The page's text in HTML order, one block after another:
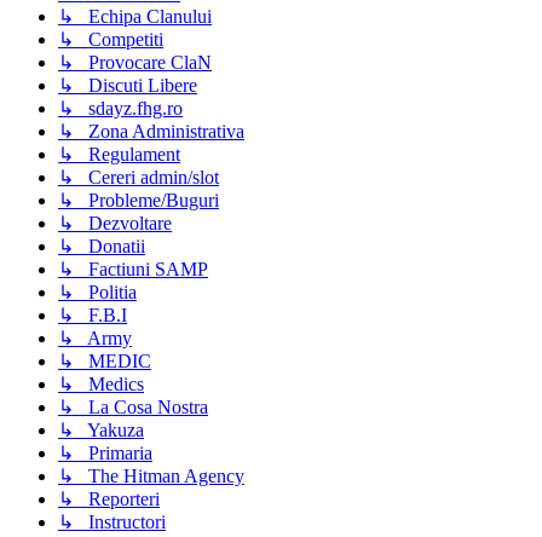
↳ Echipa Clanului
↳ Competiti
↳ Provocare ClaN
↳ Discuti Libere
↳ sdayz.fhg.ro
↳ Zona Administrativa
↳ Regulament
↳ Cereri admin/slot
↳ Probleme/Buguri
↳ Dezvoltare
↳ Donatii
↳ Factiuni SAMP
↳ Politia
↳ F.B.I
↳ Army
↳ MEDIC
↳ Medics
↳ La Cosa Nostra
↳ Yakuza
↳ Primaria
↳ The Hitman Agency
↳ Reporteri
↳ Instructori